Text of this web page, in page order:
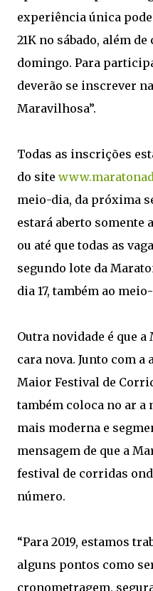
experiência única
21K no sábado, além
domingo. Para
deverão se inscrever
Maravilhosa”.
Todas as inscrições
do site
meio-dia, da próxima
estará aberto somente
ou até que todas as
segundo lote da
dia 17, também ao
Outra novidade é que a
cara nova. Junto com
Maior Festival de
também coloca no ar a
mais moderna e
mensagem de que a
festival de corridas
número.
“Para 2019, estamos
alguns pontos como
cronometragem,